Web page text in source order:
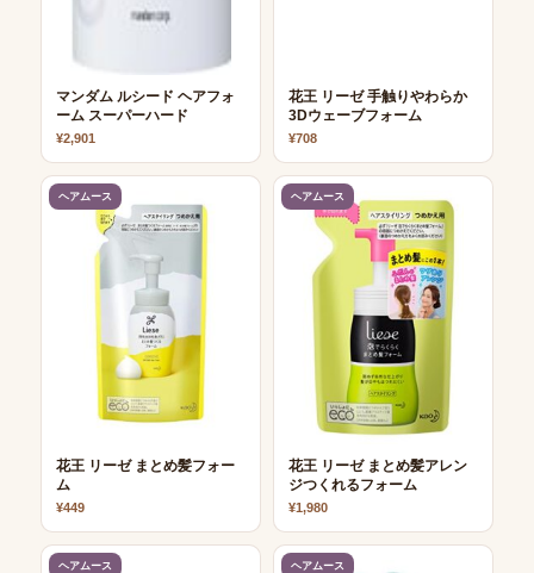
マンダム ルシード ヘアフォ
ーム スーパーハード
¥2,901
花王 リーゼ 手触りやわらか
3Dウェーブフォーム
¥708
ヘアムース
花王 リーゼ まとめ髪フォー
ム
¥449
ヘアムース
花王 リーゼ まとめ髪アレン
ジつくれるフォーム
¥1,980
ヘアムース ヘアムース